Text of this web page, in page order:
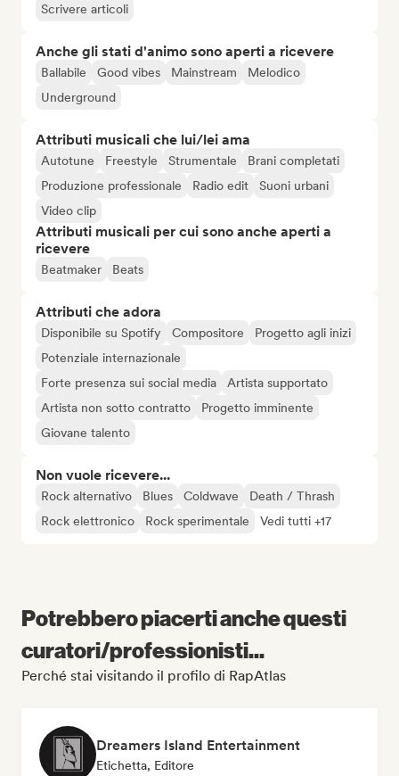
Scrivere articoli
Anche gli stati d'animo sono aperti a ricevere
Ballabile Good vibes Mainstream
Melodico
Underground
Attributi musicali che lui/lei ama
Autotune Freestyle Strumentale
Brani completati
Produzione professionale
Radio edit
Suoni urbani
Video clip
Attributi musicali per cui sono anche aperti a
ricevere
Beatmaker Beats
Attributi che adora
Disponibile su Spotify Compositore
Progetto agli inizi
Potenziale internazionale
Forte presenza sui social media
Artista supportato
Artista non sotto contratto
Progetto imminente
Giovane talento
Non vuole ricevere...
Rock alternativo Blues Coldwave
Death / Thrash
Rock elettronico
Rock sperimentale Vedi tutti +17
Potrebbero piacerti anche questi
curatori/professionisti...
Perché stai visitando il profilo di RapAtlas
Dreamers Island Entertainment
Etichetta, Editore